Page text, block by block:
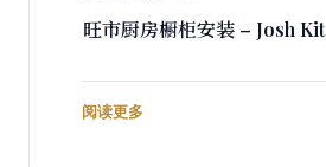
旺市厨房橱柜安装 – Josh
阅读更多